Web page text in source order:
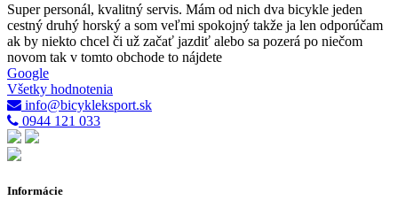
Super personál, kvalitný servis. Mám od nich dva bicykle jeden
cestný druhý horský a som veľmi spokojný takže ja len odporúčam
ak by niekto chcel či už začať jazdiť alebo sa pozerá po niečom
novom tak v tomto obchode to nájdete
Google
Všetky hodnotenia
info@bicykleksport.sk
0944 121 033
Informácie